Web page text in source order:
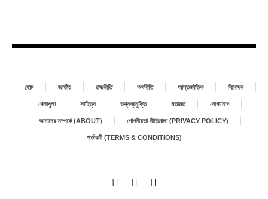
হোম জাতীয় রাজনীতি অর্থনীতি আন্তর্জাতিক বিনোদন
খেলাধুলা সাহিত্য তথ্যপ্রযুক্তি মতামত যোগাযোগ
আমাদের সম্পর্কে (ABOUT) গোপনীয়তা নীতিমালা (PRIVACY POLICY)
শর্তাবলী (TERMS & CONDITIONS)